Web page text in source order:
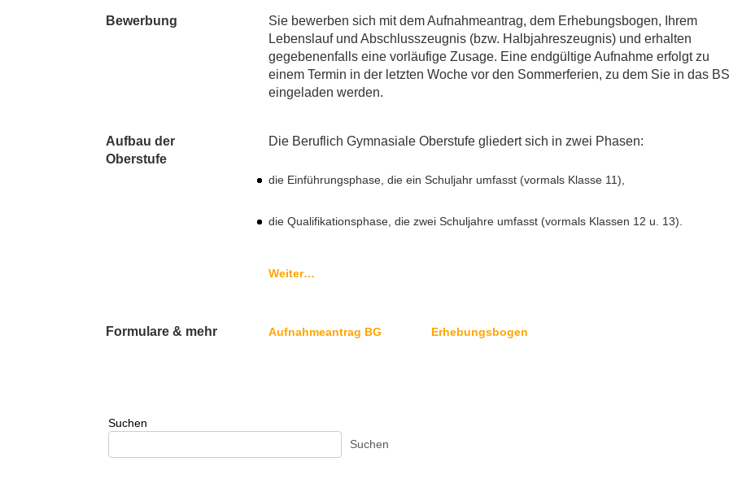
Bewerbung
Sie bewerben sich mit dem Aufnahmeantrag, dem Erhebungsbogen, Ihrem
Lebenslauf und Abschlusszeugnis (bzw. Halbjahreszeugnis) und erhalten
gegebenenfalls eine vorläufige Zusage. Eine endgültige Aufnahme erfolgt zu
einem Termin in der letzten Woche vor den Sommerferien, zu dem Sie in das
eingeladen werden.
Aufbau der
Oberstufe
Die Beruflich Gymnasiale Oberstufe gliedert sich in zwei Phasen:
die Einführungsphase, die ein Schuljahr umfasst (vormals Klasse 11),
die Qualifikationsphase, die zwei Schuljahre umfasst (vormals Klassen 12 u. 13).
Weiter…
Formulare & mehr Aufnahmeantrag BG Erhebungsbogen
Suchen
Suchen